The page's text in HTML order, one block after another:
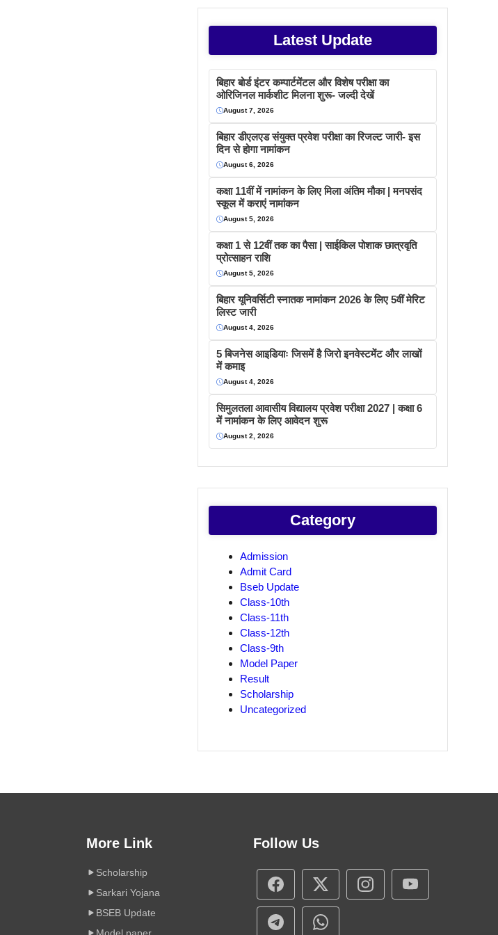
Latest Update
बिहार बोर्ड इंटर कम्पार्टमेंटल और विशेष परीक्षा का
ओरिजिनल मार्कशीट मिलना शुरू- जल्दी देखें
August 7, 2026
बिहार डीएलएड संयुक्त प्रवेश परीक्षा का रिजल्ट जारी- इस
दिन से होगा नामांकन
August 6, 2026
कक्षा 11वीं में नामांकन के लिए मिला अंतिम मौका | मनपसंद
स्कूल में कराएं नामांकन
August 5, 2026
कक्षा 1 से 12वीं तक का पैसा | साईकिल पोशाक छात्रवृति
प्रोत्साहन राशि
August 5, 2026
बिहार यूनिवर्सिटी स्नातक नामांकन 2026 के लिए 5वीं मेरिट
लिस्ट जारी
August 4, 2026
5 बिजनेस आइडियाः जिसमें है जिरो इनवेस्टमेंट और लाखों
में कमाइ
August 4, 2026
सिमुलतला आवासीय विद्यालय प्रवेश परीक्षा 2027 | कक्षा 6
में नामांकन के लिए आवेदन शुरू
August 2, 2026
Category
Admission
Admit Card
Bseb Update
Class-10th
Class-11th
Class-12th
Class-9th
Model Paper
Result
Scholarship
Uncategorized
More Link
Scholarship
Sarkari Yojana
BSEB Update
Model paper
Follow Us